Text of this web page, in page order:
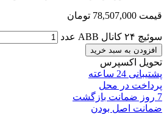
قیمت 78,507,000 تومان
سوئیچ ۲۴ کانال ABB عدد
افزودن به سبد خرید
تحویل اکسپرس
پشتیبانی 24 ساعته
پرداخت در محل
7 روز ضمانت بازگشت
ضمانت اصل بودن